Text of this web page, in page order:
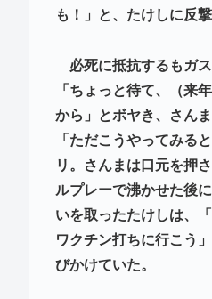
も！」と、たけしに反
必死に抵抗するもガス
「ちょっと待て、（来
から」とボヤき、さん
「ただこうやってみる
リ。さんまは口元を押
ルプレーで沸かせた後
いを取ったたけしは、
ワクチン打ちに行こう
びかけていた。